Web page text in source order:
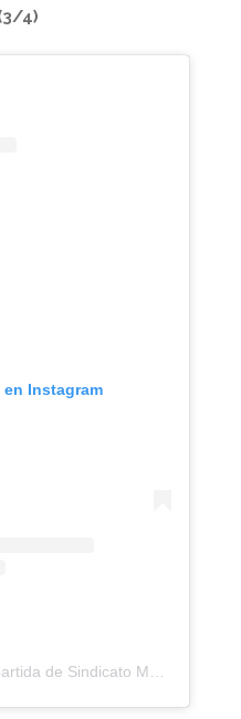
4)
Instagram